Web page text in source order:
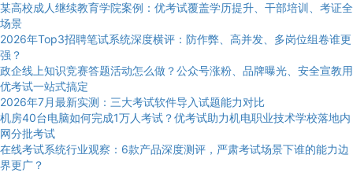
某高校成人继续教育学院案例：优考试覆盖学历提升、干部培训、考证全
场景
2026年Top3招聘笔试系统深度横评：防作弊、高并发、多岗位组卷谁更
强？
政企线上知识竞赛答题活动怎么做？公众号涨粉、品牌曝光、安全宣教用
优考试一站式搞定
2026年7月最新实测：三大考试软件导入试题能力对比
机房40台电脑如何完成1万人考试？优考试助力机电职业技术学校落地内
网分批考试
在线考试系统行业观察：6款产品深度测评，严肃考试场景下谁的能力边
界更广？